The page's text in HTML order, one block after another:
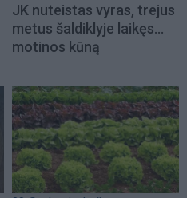
JK nuteistas vyras, trejus
metus šaldiklyje laikęs...
motinos kūną